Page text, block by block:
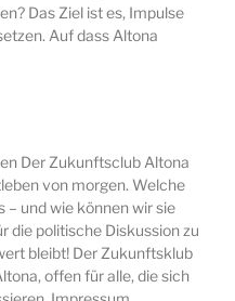
Das Ziel ist es, Impulse
Auf dass Altona
Der Zukunftsclub Altona
von morgen. Welche
und wie können wir sie
die politische Diskussion zu
bleibt! Der Zukunftsklub
offen für alle, die sich